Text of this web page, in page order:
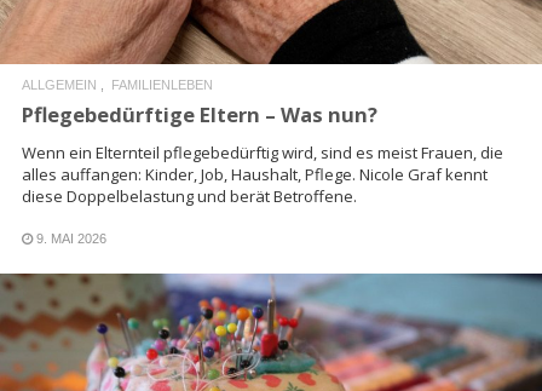
ALLGEMEIN FAMILIENLEBEN
Pflegebedürftige Eltern – Was nun?
Wenn ein Elternteil pflegebedürftig wird, sind es meist Frauen, die
alles auffangen: Kinder, Job, Haushalt, Pflege. Nicole Graf kennt
diese Doppelbelastung und berät Betroffene.
9. MAI 2026